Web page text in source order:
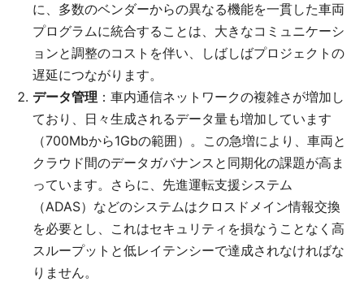
に、多数のベンダーからの異なる機能を一貫した車両
プログラムに統合することは、大きなコミュニケーシ
ョンと調整のコストを伴い、しばしばプロジェクトの
遅延につながります。
データ管理 ：車内通信ネットワークの複雑さが増加し
ており、日々生成されるデータ量も増加しています
（700Mbから1Gbの範囲）。この急増により、車両と
クラウド間のデータガバナンスと同期化の課題が高ま
っています。さらに、先進運転支援システム
（ADAS）などのシステムはクロスドメイン情報交換
を必要とし、これはセキュリティを損なうことなく高
スループットと低レイテンシーで達成されなければな
りません。